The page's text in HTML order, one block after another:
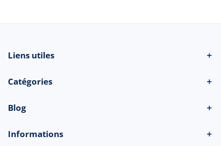
Liens utiles ＋
Catégories ＋
Blog ＋
Informations ＋